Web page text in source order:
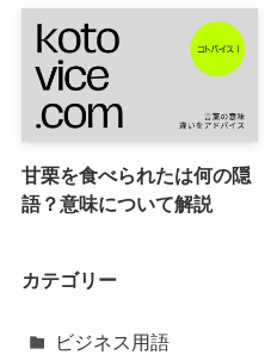
甘栗を食べられたは何の隠
語？意味について解説
カテゴリー
ビジネス用語